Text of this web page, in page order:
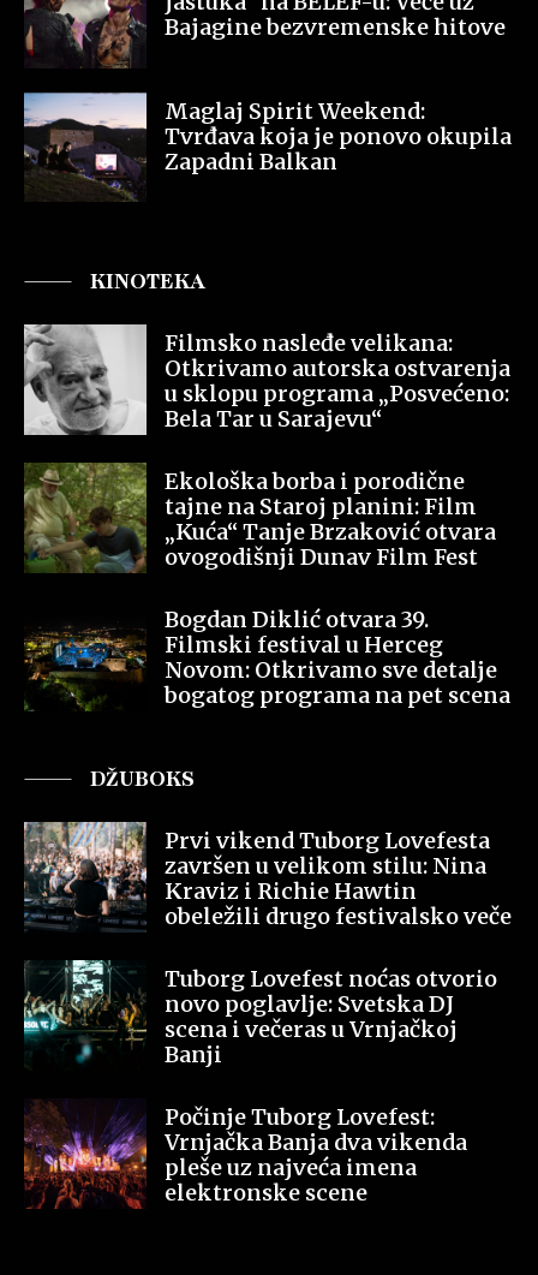
Bajagine bezvremenske hitove
Maglaj Spirit Weekend:
Tvrđava koja je ponovo okupila
Zapadni Balkan
KINOTEKA
Filmsko nasleđe velikana:
Otkrivamo autorska ostvarenja
u sklopu programa „Posvećeno:
Bela Tar u Sarajevu“
Ekološka borba i porodične
tajne na Staroj planini: Film
„Kuća“ Tanje Brzaković otvara
ovogodišnji Dunav Film Fest
Bogdan Diklić otvara 39.
Filmski festival u Herceg
Novom: Otkrivamo sve detalje
bogatog programa na pet scena
DŽUBOKS
Prvi vikend Tuborg Lovefesta
završen u velikom stilu: Nina
Kraviz i Richie Hawtin
obeležili drugo festivalsko veče
Tuborg Lovefest noćas otvorio
novo poglavlje: Svetska DJ
scena i večeras u Vrnjačkoj
Banji
Počinje Tuborg Lovefest:
Vrnjačka Banja dva vikenda
pleše uz najveća imena
elektronske scene